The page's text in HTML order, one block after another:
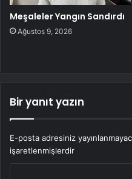
Meşaleler Yangın Sandırdı
Ağustos 9, 2026
Bir yanıt yazın
E-posta adresiniz
işaretlenmişlerdir